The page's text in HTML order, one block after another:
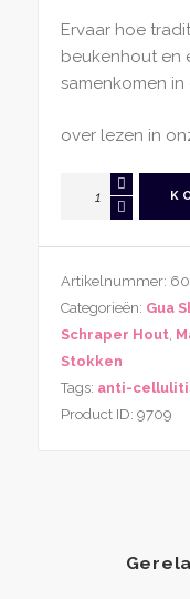
Ervaar hoe
beukenhout en
samenkomen
over lezen in
–
Houten
Body
Shaping
Tool
van
Artikelnummer:
Categorieën: Gua
Schraper Hout,
Stokken
Tags: anti-
Product ID: 9709